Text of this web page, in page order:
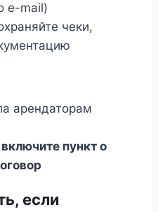
e-mail)
чеки,
арендаторам
включите пункт о
если